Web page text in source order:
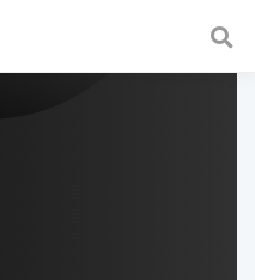
a fast and